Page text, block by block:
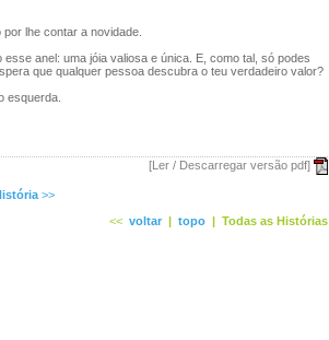
lhe contar a novidade.
anel: uma jóia valiosa e única. E, como tal, só podes
que qualquer pessoa descubra o teu verdadeiro valor?
esquerda.
[Ler / Descarregar versão pdf]
>>
<< voltar | topo | Todas as Histórias